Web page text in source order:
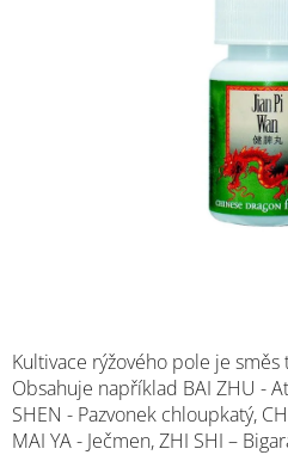
Kultivace rýžového pole je
Obsahuje například BAI ZHU -
SHEN - Pazvonek chloupkatý,
MAI YA - Ječmen, ZHI SHI –